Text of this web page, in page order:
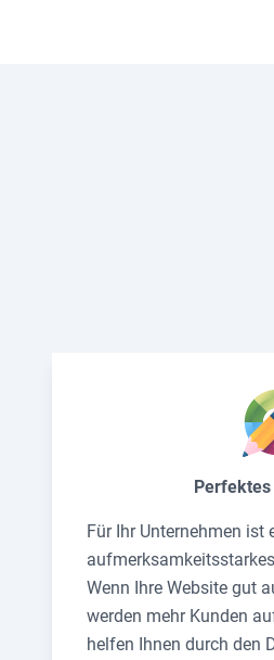
Perfektes
Für Ihr Unternehmen ist
Wenn Ihre Website gut
werden mehr Kunden
helfen Ihnen durch den